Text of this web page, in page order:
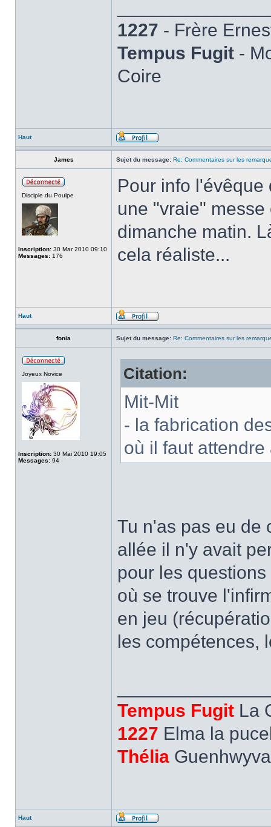
1227 - Frère
Tempus Fugit -
Coire
Haut
James Sujet du message: Re: Commentaires sur les
Disciple du Poulpe
Inscription: 30 Mar 2010 09:10
Messages: 176
Pour info l'évêque
une "vraie"
dimanche matin.
cela réaliste...
Haut
fonia Sujet du message: Re: Commentaires sur les
Joyeux Novice
Inscription: 30 Mai 2010 19:05
Messages: 94
Citation:
Mit-Mit
- la fabrication
où il faut
Tu n'as pas eu de
allée il n'y avait
pour les
où se trouve
en jeu
les compétences,
Tempus Fugit La
1227 Elma la
Thélia
Haut